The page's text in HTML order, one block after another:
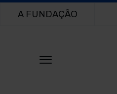
Main navigation
A FUNDAÇÃO